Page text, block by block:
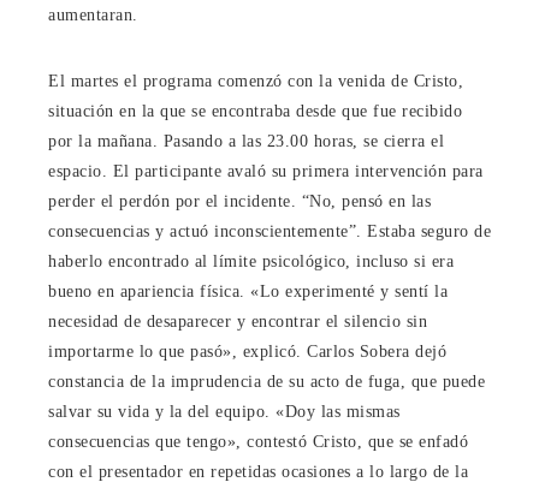
aumentaran.
El martes el programa comenzó con la venida de Cristo,
situación en la que se encontraba desde que fue recibido
por la mañana. Pasando a las 23.00 horas, se cierra el
espacio. El participante avaló su primera intervención para
perder el perdón por el incidente. “No, pensó en las
consecuencias y actuó inconscientemente”. Estaba seguro de
haberlo encontrado al límite psicológico, incluso si era
bueno en apariencia física. «Lo experimenté y sentí la
necesidad de desaparecer y encontrar el silencio sin
importarme lo que pasó», explicó. Carlos Sobera dejó
constancia de la imprudencia de su acto de fuga, que puede
salvar su vida y la del equipo. «Doy las mismas
consecuencias que tengo», contestó Cristo, que se enfadó
con el presentador en repetidas ocasiones a lo largo de la